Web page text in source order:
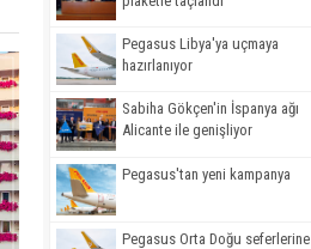
Pegasus Libya'ya uçmaya
hazırlanıyor
Sabiha Gökçen'in İspanya ağı
Alicante ile genişliyor
Pegasus'tan yeni kampanya
Pegasus Orta Doğu seferlerine